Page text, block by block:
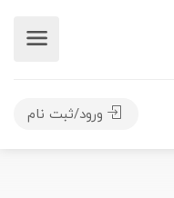
ورود/ثبت نام